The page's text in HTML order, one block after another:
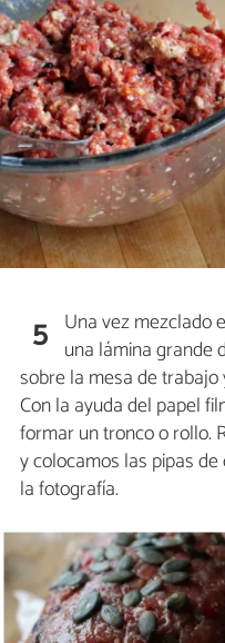
5 Una vez mezclado
una lámina grande
sobre la mesa de
Con la ayuda del papel
formar un tronco o rollo.
y colocamos las pipas
la fotografía.